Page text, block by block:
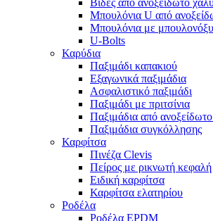
Βίδες από ανοξείδωτο
Μπουλόνια U από
Μπουλόνια με
U-Bolts
Καρύδια
Παξιμάδι καπακιού
Εξαγωνικά παξιμάδια
Ασφαλιστικό παξιμάδι
Παξιμάδι με πριτσίνια
Παξιμάδια από
Παξιμάδια συγκόλλησης
Καρφίτσα
Πινέζα Clevis
Πείρος με ρικνωτή κεφαλή
Ειδική καρφίτσα
Καρφίτσα ελατηρίου
Ροδέλα
Ροδέλα EPDM